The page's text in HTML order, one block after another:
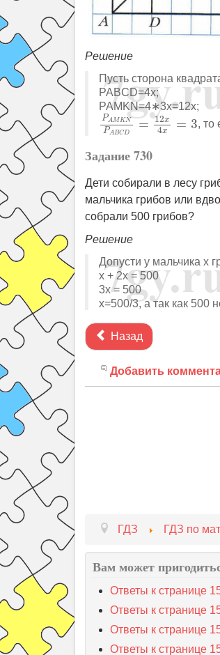
Решение
Пусть сторона
PABCD=4x;
PAMKN=4∗3x=12x;
PAMKN
PABCD
= 12x
4x = 3
PAMKNPABCD= 12
, то
Задание 730
Дети собирали в лесу
мальчика грибов или
собрали 500 грибов?
Решение
Допусти у мальчика x
x + 2x = 500
3х = 500
x=500/3, а так как 500
Назад
Добавить
ГДЗ ГДЗ по
Вам может
Ответы к странице
Ответы к странице
Ответы к странице
Ответы к странице